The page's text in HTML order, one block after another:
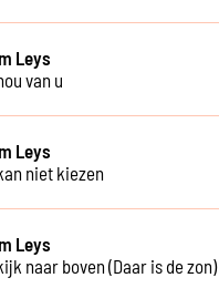
Leys
van u
Leys
niet kiezen
Leys
naar boven (Daar is de zon)